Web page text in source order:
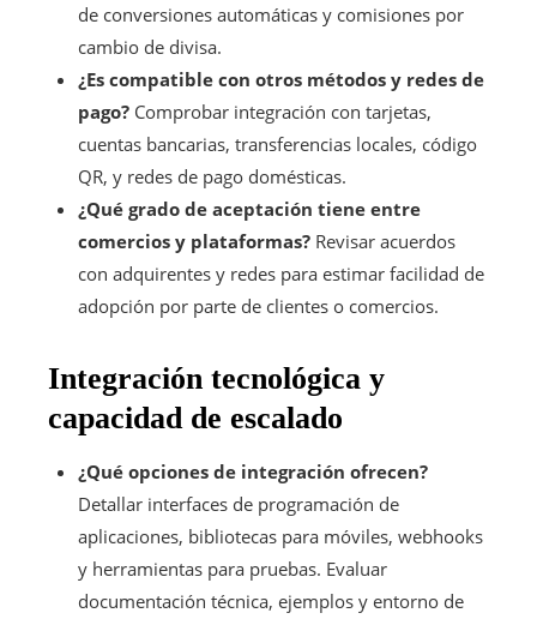
de conversiones automáticas y comisiones por
cambio de divisa.
¿Es compatible con otros métodos y redes de
pago? Comprobar integración con tarjetas,
cuentas bancarias, transferencias locales, código
QR, y redes de pago domésticas.
¿Qué grado de aceptación tiene entre
comercios y plataformas? Revisar acuerdos
con adquirentes y redes para estimar facilidad de
adopción por parte de clientes o comercios.
Integración tecnológica y
capacidad de escalado
¿Qué opciones de integración ofrecen?
Detallar interfaces de programación de
aplicaciones, bibliotecas para móviles, webhooks
y herramientas para pruebas. Evaluar
documentación técnica, ejemplos y entorno de